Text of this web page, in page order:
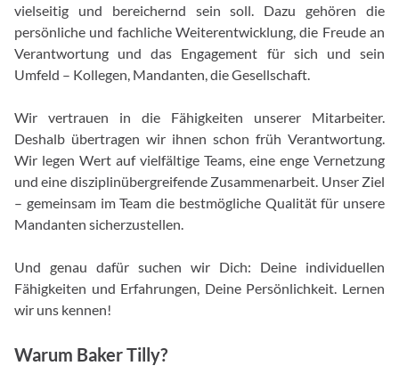
vielseitig und bereichernd sein soll. Dazu gehören die
persönliche und fachliche Weiterentwicklung, die Freude an
Verantwortung und das Engagement für sich und sein
Umfeld – Kollegen, Mandanten, die Gesellschaft.
Wir vertrauen in die Fähigkeiten unserer Mitarbeiter.
Deshalb übertragen wir ihnen schon früh Verantwortung.
Wir legen Wert auf vielfältige Teams, eine enge Vernetzung
und eine disziplinübergreifende Zusammenarbeit. Unser Ziel
– gemeinsam im Team die bestmögliche Qualität für unsere
Mandanten sicherzustellen.
Und genau dafür suchen wir Dich: Deine individuellen
Fähigkeiten und Erfahrungen, Deine Persönlichkeit. Lernen
wir uns kennen!
Warum Baker Tilly?